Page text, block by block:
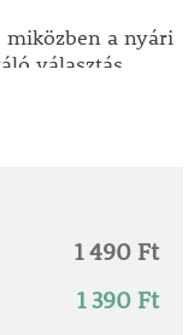
miközben a nyári
választás
kiültetésbe,
teremt.
és
1 490 Ft
1 390 Ft